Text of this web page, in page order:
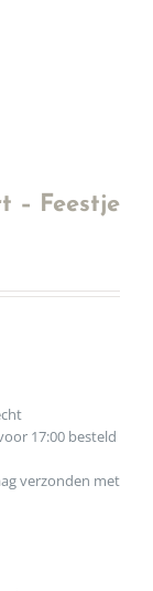
– Feestje
17:00 besteld
verzonden met